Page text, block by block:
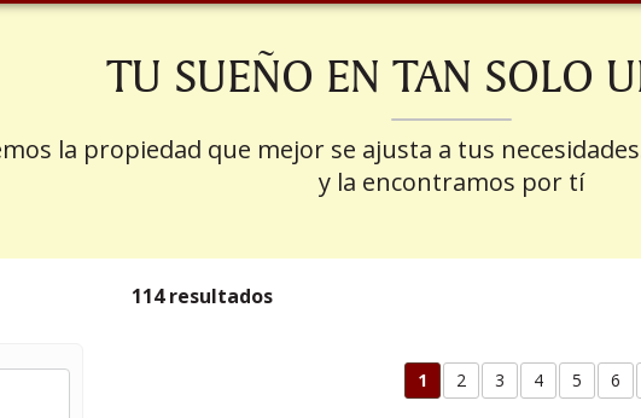
TU SUEÑO EN TAN SOLO
la propiedad que mejor se ajusta a tus
y la encontramos por tí
114 resultados
1 2 3 4 5 6